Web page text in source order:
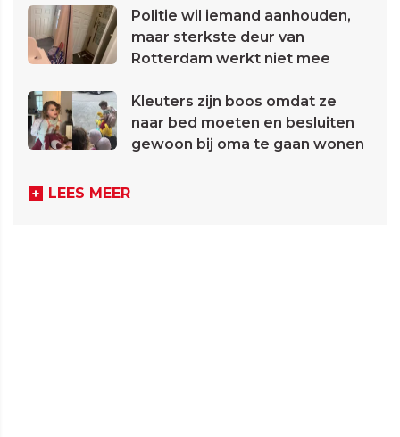
Politie wil iemand aanhouden,
maar sterkste deur van
Rotterdam werkt niet mee
Kleuters zijn boos omdat ze
naar bed moeten en besluiten
gewoon bij oma te gaan wonen
LEES MEER